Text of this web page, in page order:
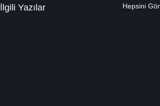
İlgili Yazılar Hepsini Gör